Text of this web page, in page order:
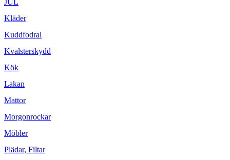
JUL
Kläder
Kuddfodral
Kvalsterskydd
Kök
Lakan
Mattor
Morgonrockar
Möbler
Plädar, Filtar